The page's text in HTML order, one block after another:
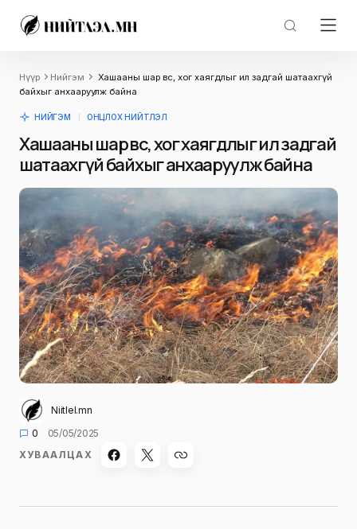
Нүүр Нийгэм
Хашааны шар өвс, хог хаягдлыг ил задгай шатаахгүй
байхыг анхааруулж байна
НИЙГЭМ ОНЦЛОХ НИЙТЛЭЛ
Хашааны шар өвс, хог хаягдлыг ил задгай
шатаахгүй байхыг анхааруулж байна
Niitlel.mn
0
05/05/2025
ХУВААЛЦАХ